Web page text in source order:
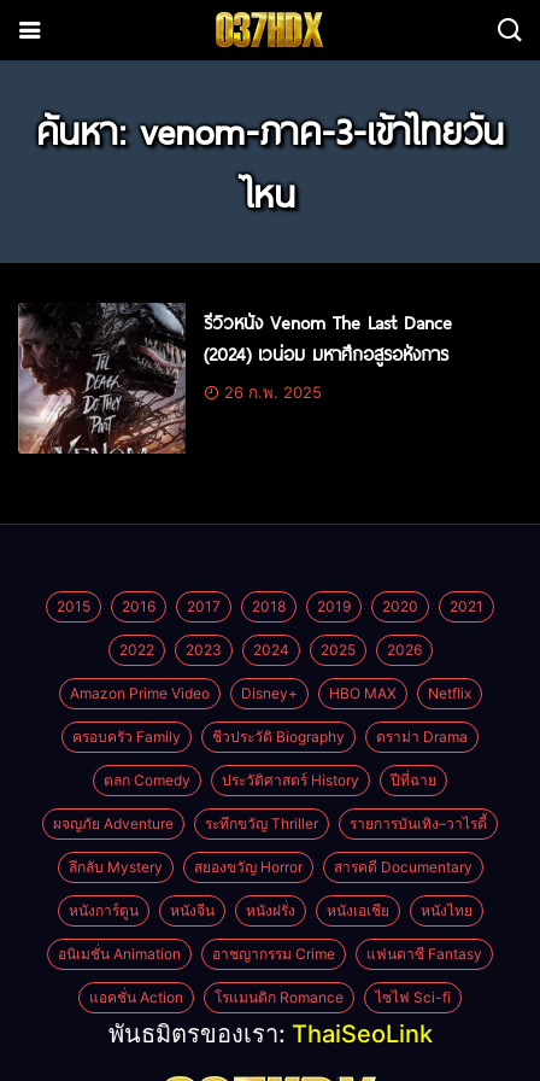
ค้นหา: venom-ภาค-3-เข้าไทยวัน
ไหน
รีวิวหนัง Venom The Last Dance
(2024) เวน่อม มหาศึกอสูรอหังการ
26 ก.พ. 2025
2015 2016 2017 2018 2019 2020 2021
2022 2023 2024 2025 2026
Amazon Prime Video Disney+ HBO MAX Netflix
ครอบครัว Family ชีวประวัติ Biography ดราม่า Drama
ตลก Comedy ประวัติศาสตร์ History ปีที่ฉาย
ผจญภัย Adventure ระทึกขวัญ Thriller รายการบันเทิง–วาไรตี้
ลึกลับ Mystery สยองขวัญ Horror สารคดี Documentary
หนังการ์ตูน หนังจีน หนังฝรั่ง หนังเอเชีย หนังไทย
อนิเมชั่น Animation อาชญากรรม Crime แฟนตาซี Fantasy
แอคชั่น Action โรแมนติก Romance ไซไฟ Sci-fi
พันธมิตรของเรา: ThaiSeoLink